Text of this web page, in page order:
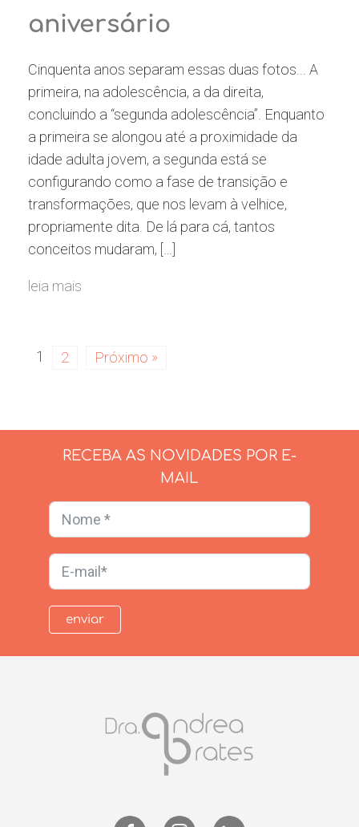
aniversário
Cinquenta anos separam essas duas fotos... A
primeira, na adolescência, a da direita,
concluindo a “segunda adolescência”. Enquanto
a primeira se alongou até a proximidade da
idade adulta jovem, a segunda está se
configurando como a fase de transição e
transformações, que nos levam à velhice,
propriamente dita. De lá para cá, tantos
conceitos mudaram, […]
leia mais
1 2 Próximo »
RECEBA AS NOVIDADES POR E-
MAIL
enviar